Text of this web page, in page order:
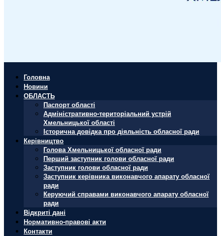
Головна
Новини
ОБЛАСТЬ
Паспорт області
Адміністративно-територіальний устрій
Хмельницької області
Історична довідка про діяльність обласної ради
Керівництво
Голова Хмельницької обласної ради
Перший заступник голови обласної ради
Заступник голови обласної ради
Заступник керівника виконавчого апарату обласної
ради
Керуючий справами виконавчого апарату обласної
ради
Відкриті дані
Нормативно-правові акти
Контакти